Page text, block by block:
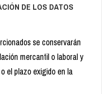
DE LOS DATOS
se conservarán
mercantil o laboral y
el plazo exigido en la